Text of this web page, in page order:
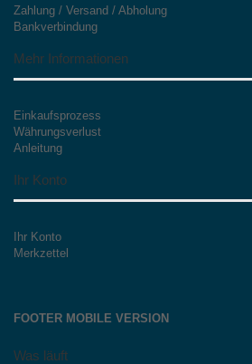
Zahlung / Versand / Abholung
Bankverbindung
Mehr Informationen
Einkaufsprozess
Währungsverlust
Anleitung
Ihr Konto
Ihr Konto
Merkzettel
FOOTER MOBILE VERSION
Was läuft